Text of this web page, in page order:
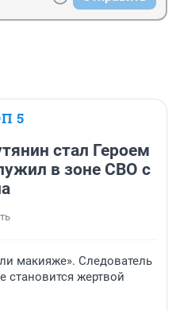
5
стал Героем
в зоне СВО с
макияже». Следователь
становится жертвой